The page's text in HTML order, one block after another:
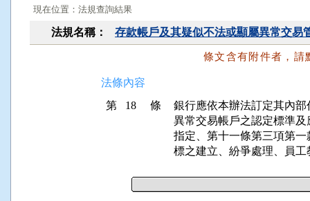
現在位置：法規查詢結果
法規名稱： 存款帳戶及其疑似不法或顯屬異常交易
條文含有附件者，請
法條內容
第 18 條
銀行應依本辦法訂定其內
異常交易帳戶之認定標準
指定、第十一條第三項第
標之建立、紛爭處理、員